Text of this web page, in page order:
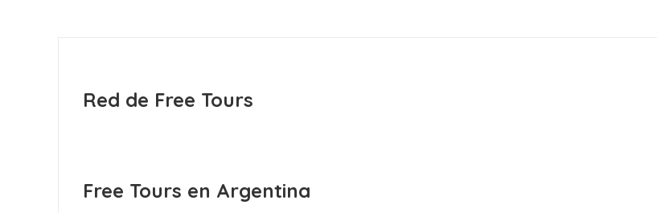
Red de Free Tours
Free Tours en Argentina